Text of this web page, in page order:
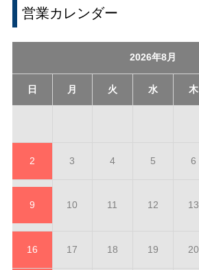
営業カレンダー
2026年8月
日 月 火 水 木
2 3 4 5 6
9 10 11 12 13
16 17 18 19 20